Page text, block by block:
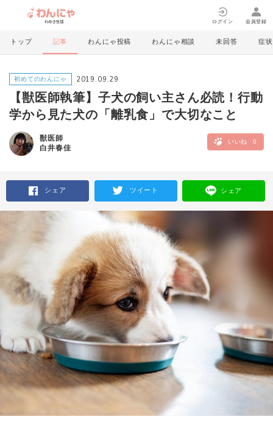
ログイン 会員登録
トップ 記事 わんにゃ投稿 わんにゃ相談 未回答 症状
初めてのわんにゃ 2019.09.29
【獣医師執筆】子犬の飼い主さん必読！行動
学から見た犬の「離乳食」で大切なこと
獣医師
白井春佳
いいね 0
シェア ツイート シェア